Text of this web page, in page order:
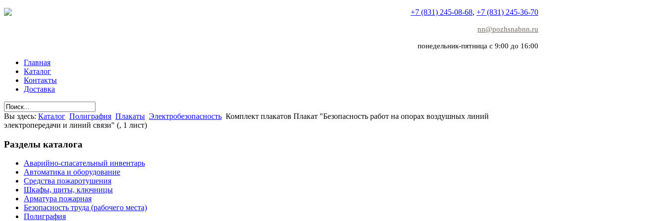
+7 (831) 245-08-68, +7 (831) 245-36-70
nn@pozhsnabnn.ru
понедельник-пятница с 9:00 до 16:00
Главная
Каталог
Контакты
Доставка
Вы здесь: Каталог Полиграфия Плакаты Электробезопасность Комплект плакатов Плакат "Безопасность работ на опорах воздушных линий
электропередачи и линий связи" (, 1 лист)
Разделы каталога
Аварийно-спасательный инвентарь
Автоматика и оборудование
Средства пожаротушения
Шкафы, щиты, ключницы
Арматура пожарная
Безопасность труда (рабочего места)
Полиграфия